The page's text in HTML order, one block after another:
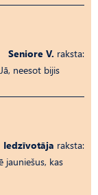
Seniore V. raksta:
neesot bijis
Iedzīvotāja raksta:
jauniešus, kas